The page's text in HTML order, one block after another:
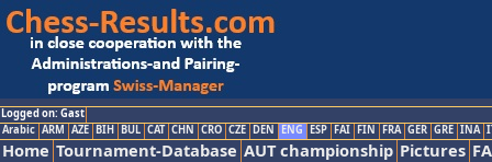
Logged on: Gast
Arabic ARM AZE BIH BUL CAT CHN CRO CZE DEN ENG ESP FAI FIN FRA GER GRE INA
Home Tournament-Database AUT championship Pictures